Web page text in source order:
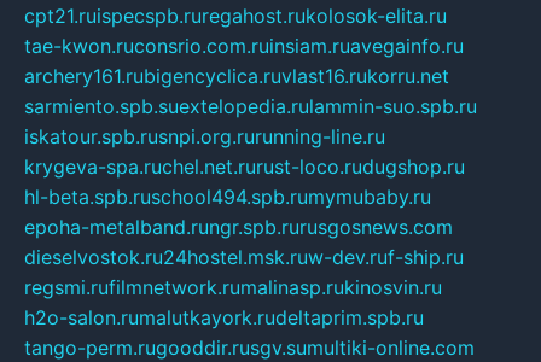
cpt21.ruispecspb.ruregahost.rukolosok-elita.ru
tae-kwon.ruconsrio.com.ruinsiam.ruavegainfo.ru
archery161.rubigencyclica.ruvlast16.rukorru.net
sarmiento.spb.suextelopedia.rulammin-suo.spb.ru
iskatour.spb.rusnpi.org.rurunning-line.ru
krygeva-spa.ruchel.net.rurust-loco.rudugshop.ru
hl-beta.spb.ruschool494.spb.rumymubaby.ru
epoha-metalband.rungr.spb.rurusgosnews.com
dieselvostok.ru24hostel.msk.ruw-dev.ruf-ship.ru
regsmi.rufilmnetwork.rumalinasp.rukinosvin.ru
h2o-salon.rumalutkayork.rudeltaprim.spb.ru
tango-perm.rugooddir.rusgv.sumultiki-online.com